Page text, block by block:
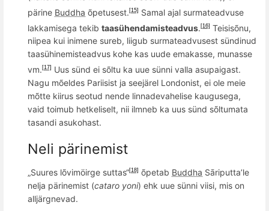
pärine Buddha õpetusest. [15]
Samal ajal surmateadvuse
lakkamisega tekib taasühendamisteadvus [16] Teisisõnu,
niipea kui inimene sureb, liigub surmateadvusest sündinud
taasühinemisteadvus kohe kas uude emakasse, munasse
vm. [17] Uus sünd ei sõltu ka uue sünni valla asupaigast.
Nagu mõeldes Pariisist ja seejärel Londonist, ei ole meie
mõtte kiirus seotud nende linnadevahelise kaugusega,
vaid toimub hetkeliselt, nii ilmneb ka uus sünd sõltumata
tasandi asukohast.
Neli pärinemist
„Suures lõvimöirge suttas“[18] õpetab Buddha Sāriputta’le
nelja pärinemist (cataro yoni) ehk uue sünni viisi, mis on
alljärgnevad.